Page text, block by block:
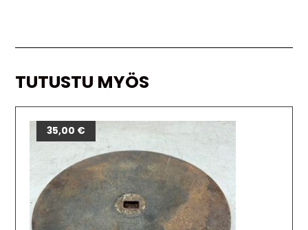
TUTUSTU MYÖS
35,00 €